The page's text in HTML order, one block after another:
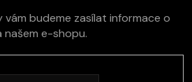
vám budeme zasílat informace o
e-shopu.